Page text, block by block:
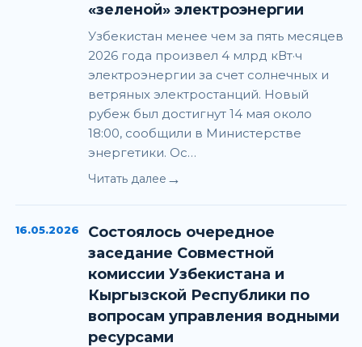
«зеленой» электроэнергии
Узбекистан менее чем за пять месяцев
2026 года произвел 4 млрд кВт·ч
электроэнергии за счет солнечных и
ветряных электростанций. Новый
рубеж был достигнут 14 мая около
18:00, сообщили в Министерстве
энергетики. Ос…
Читать далее →
16.05.2026
Состоялось очередное
заседание Совместной
комиссии Узбекистана и
Кыргызской Республики по
вопросам управления водными
ресурсами